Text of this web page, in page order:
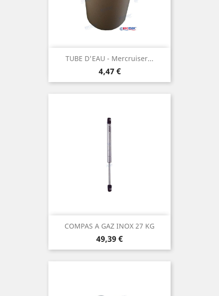
TUBE D'EAU - Mercruiser...
Prix
4,47 €
COMPAS A GAZ INOX 27 KG
Prix
49,39 €